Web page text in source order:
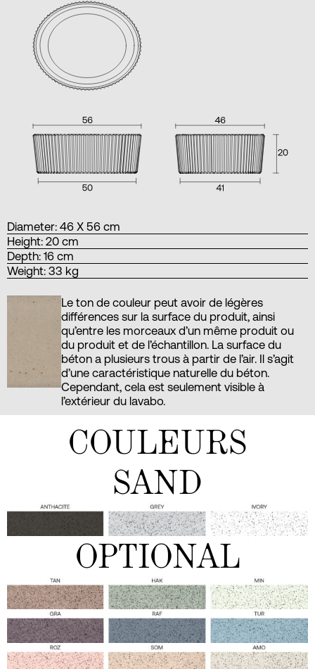
Diameter: 46 X 56 cm
Height: 20 cm
Depth: 16 cm
Weight: 33 kg
Le ton de couleur peut avoir de légères
différences sur la surface du produit, ainsi
qu’entre les morceaux d’un même produit ou
du produit et de l’échantillon. La surface du
béton a plusieurs trous à partir de l’air. Il s’agit
d’une caractéristique naturelle du béton.
Cependant, cela est seulement visible à
l’extérieur du lavabo.
COULEURS
SAND
OPTIONAL